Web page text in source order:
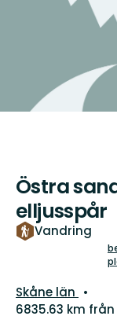
Östra
elljusspår
Vandring
Län:
Skåne län
6835.63 km